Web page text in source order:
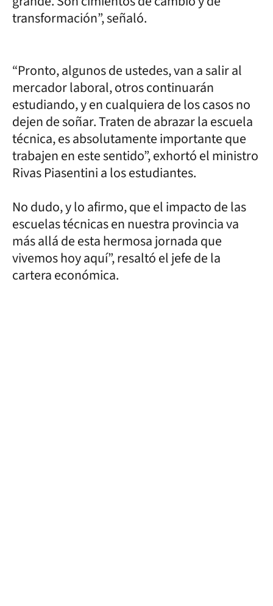
transformación”, señaló.
“Pronto, algunos de ustedes, van a salir al
mercador laboral, otros continuarán
estudiando, y en cualquiera de los casos no
dejen de soñar. Traten de abrazar la escuela
técnica, es absolutamente importante que
trabajen en este sentido”, exhortó el ministro
Rivas Piasentini a los estudiantes.
No dudo, y lo afirmo, que el impacto de las
escuelas técnicas en nuestra provincia va
más allá de esta hermosa jornada que
vivemos hoy aquí”, resaltó el jefe de la
cartera económica.